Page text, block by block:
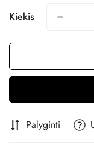
Nepasiekiamas
Kiekis
Palyginti